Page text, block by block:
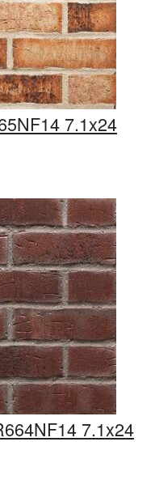
7.1x24
7.1x24